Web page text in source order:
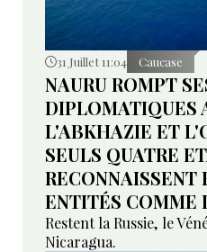
31 Juillet 11:04 Caucase
NAURU ROMPT
DIPLOMATIQUES
L'ABKHAZIE ET
SEULS QUATRE
RECONNAISSENT
ENTITÉS COMME
Restent la Russie, le
Nicaragua.